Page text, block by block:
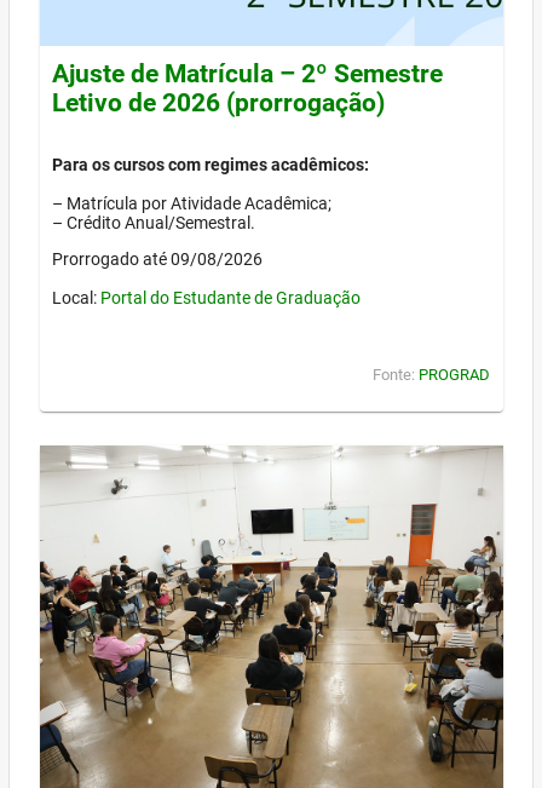
Ajuste de Matrícula – 2º Semestre
Letivo de 2026 (prorrogação)
Para os cursos com regimes acadêmicos:
– Matrícula por Atividade Acadêmica;
– Crédito Anual/Semestral.
Prorrogado até 09/08/2026
Local: Portal do Estudante de Graduação
Fonte: PROGRAD